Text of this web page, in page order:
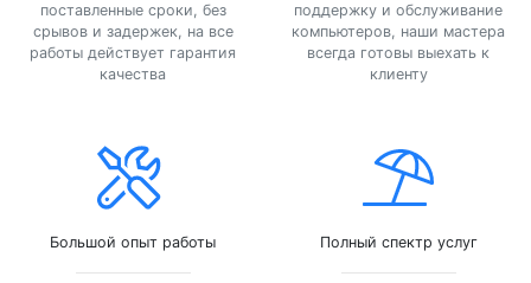
поставленные сроки, без
срывов и задержек, на все
работы действует гарантия
качества
поддержку и обслуживание
компьютеров, наши мастера
всегда готовы выехать к
клиенту
Большой опыт работы Полный спектр услуг